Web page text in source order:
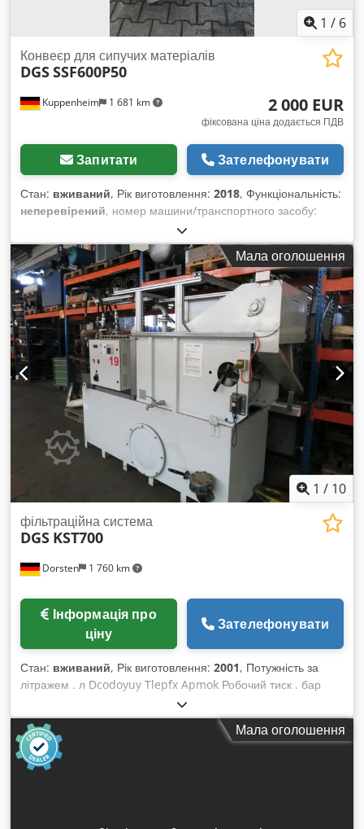
1 / 6
Kuppenheim 1 681 km
Конвеєр для сипучих матеріалів
DGSSSF600P50
2 000 EUR
фіксована ціна додається ПДВ
Запитати Зателефонувати
Стан: вживаний, Рік виготовлення: 2018, Функціональність:
неперевірений, номер машини/транспортного засобу:
2 150 кг
на продаж Dcedjv N I E Ijpfx Apmok Вага: 2150 кг
Мала оголошення
1 / 10
Dorsten 1 760 km
фільтраційна система
DGS KST700
ціну
Зателефонувати
Стан: вживаний, Рік виготовлення: 2001, Потужність за
літражем . л Dcodoyuy Tlepfx Apmok Робочий тиск . бар
Об’єм охолоджуючої рідини . л Технічні дані надані
виробником або оператором і, відповідно, не є для нас
обов'язковими. Ми залишаємо за собою право на
проміжний продаж; діють виключно наші умови продажу та
бізнесу. Про нас: понад 400 власних машин на складі понад
Мала оголошення